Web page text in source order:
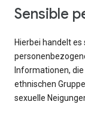
Sensible
Hierbei handelt
Informationen,
ethnischen
sexuelle